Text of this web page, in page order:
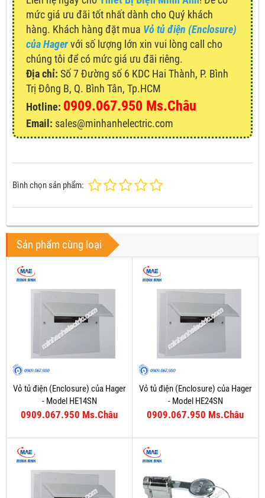
mức giá ưu đãi tốt nhất dành cho Quý khách
hàng. Khách hàng đặt mua Vỏ tủ điện (Enclosure)
của Hagervới số lượng lớn xin vui lòng call cho
chúng tôi để có mức giá ưu đãi riêng.
Địa chỉ: Số 7 Đường số 6 KDC Hai Thành, P. Bình
Trị Đông B, Q. Bình Tân, Tp.HCM
Hotline: 0909.067.950 Ms.Châu
Email: sales@minhanhelectric.com
Bình chọn sản phẩm:
Sản phẩm cùng loại
Vỏ tủ điện (Enclosure) của Hager
- Model HE14SN
0909.067.950 Ms.Châu
Vỏ tủ điện (Enclosure) của Hager
- Model HE24SN
0909.067.950 Ms.Châu